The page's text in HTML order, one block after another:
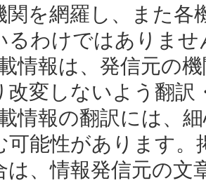
関を網羅し、また各
るわけではありませ
情報は、発信元の
改変しないよう翻訳
情報の翻訳には、
可能性があります。
は、情報発信元の文